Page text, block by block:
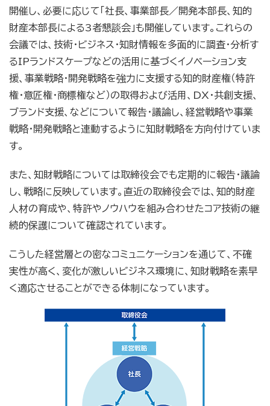
開催し、必要に応じて「社長、事業部長／開発本部長、知的
財産本部長による3者懇談会」も開催しています。これらの
会議では、技術・ビジネス・知財情報を多面的に調査・分析す
るIPランドスケープなどの活用に基づくイノベーション支
援、事業戦略・開発戦略を強力に支援する知的財産権（特許
権・意匠権・商標権など）の取得および活用、DX・共創支援、
ブランド支援、などについて報告・議論し、経営戦略や事業
戦略・開発戦略と連動するように知財戦略を方向付けていま
す。
また、知財戦略については取締役会でも定期的に報告・議論
し、戦略に反映しています。直近の取締役会では、知的財産
人材の育成や、特許やノウハウを組み合わせたコア技術の継
続的保護について確認されています。
こうした経営層との密なコミュニケーションを通じて、不確
実性が高く、変化が激しいビジネス環境に、知財戦略を素早
く適応させることができる体制になっています。